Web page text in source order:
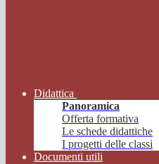
Didattica
Panoramica
Offerta formativa
Le schede didattiche
I progetti delle classi
Documenti utili